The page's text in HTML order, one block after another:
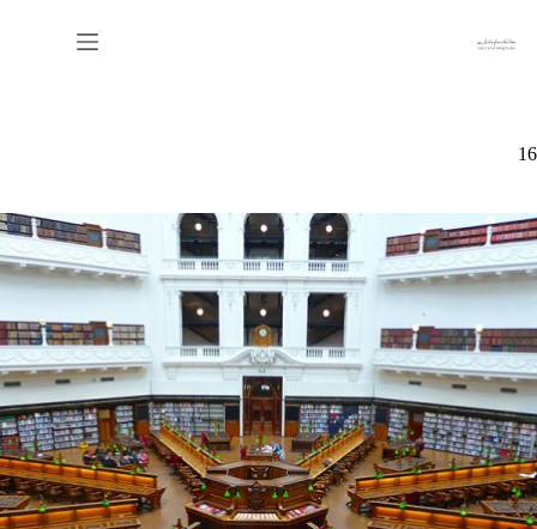
محتوا
16